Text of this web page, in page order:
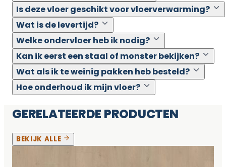
Is deze vloer geschikt voor vloerverwarming?
Wat is de levertijd?
Welke ondervloer heb ik nodig?
Kan ik eerst een staal of monster bekijken?
Wat als ik te weinig pakken heb besteld?
Hoe onderhoud ik mijn vloer?
GERELATEERDE PRODUCTEN
BEKIJK ALLE